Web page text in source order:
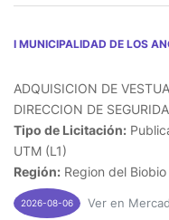
I MUNICIPALIDAD DE LOS
ADQUISICION DE
DIRECCION DE
Tipo de Licitación:
UTM (L1)
Región: Region del Biobio
2026-08-06 Ver en